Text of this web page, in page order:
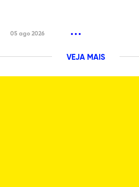
05 ago 2026
VEJA MAIS